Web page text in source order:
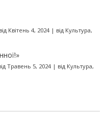
від Квітень 4, 2024| від Культура,
Травень 5, 2024| від Культура,